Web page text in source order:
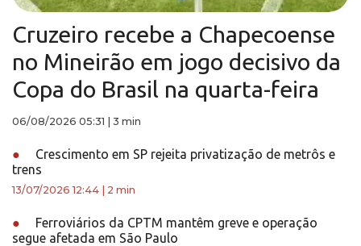
Cruzeiro recebe a Chapecoense
no Mineirão em jogo decisivo da
Copa do Brasil na quarta-feira
06/08/2026 05:31 3 min
●
Crescimento em SP rejeita privatização de metrôs e
trens
13/07/2026 12:44 2 min
●
Ferroviários da CPTM mantêm greve e operação
segue afetada em São Paulo